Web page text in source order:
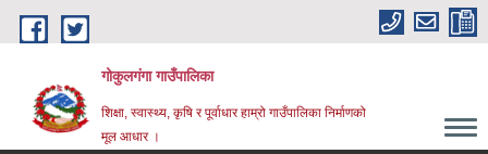
Skip to main content
गोकुलगंगा गाउँपालिका
शिक्षा, स्वास्थ्य, कृषि र पूर्वाधार हाम्रो गाउँपालिका निर्माणको
मूल आधार ।